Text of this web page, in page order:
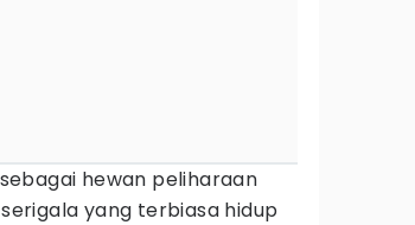
hewan peliharaan
yang terbiasa hidup